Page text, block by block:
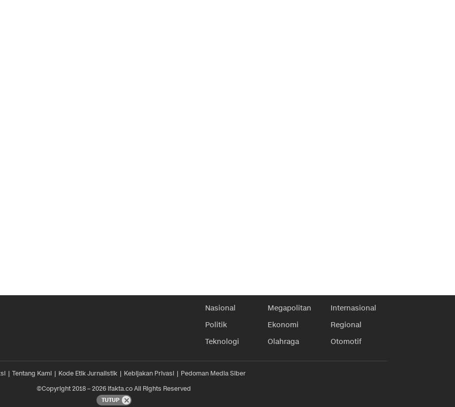
Nasional Megapolitan
Internasional
Politik
Ekonomi
Regional
Teknologi
Olahraga Otomotif
Tentang Kami Kode Etik Jurnalistik Kebijakan Privasi
Pedoman Media Siber
©Copyright 2018 – 2026 ifakta.co All Rights Reserved
TUTUP